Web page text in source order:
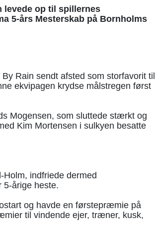
levede op til spillernes
5-års Mesterskab på Bornholms
Rain sendt afsted som storfavorit til
ekvipagen krydse målstregen først
Mogensen, som sluttede stærkt og
Kim Mortensen i sulkyen besatte
indfriede dermed
årige heste.
og havde en førstepræmie på
til vindende ejer, træner, kusk,